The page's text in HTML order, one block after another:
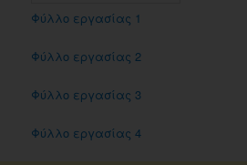
Φύλλο εργασίας 1
Φύλλο εργασίας 2
Φύλλο εργασίας 3
Φύλλο εργασίας 4